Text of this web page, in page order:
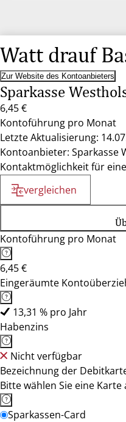
Watt drauf
Zur Website des Kontoanbieters
Sparkasse
6,45 €
Kontoführung pro Monat
Letzte Aktualisierung:
Kontoanbieter: Sparkasse
Kontaktmöglichkeit für
vergleichen
Kontoführung pro Monat
6,45 €
Eingeräumte
13,31 % pro Jahr
Habenzins
Nicht verfügbar
Bezeichnung der
Bitte wählen Sie eine Karte
Sparkassen-Card